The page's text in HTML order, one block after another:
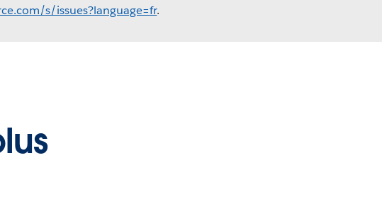
s/issues?language=fr.